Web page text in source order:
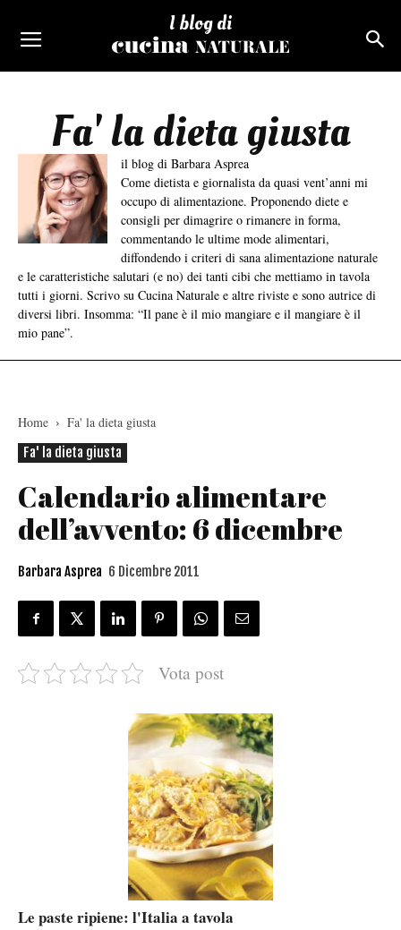
I blog di
Fa' la dieta giusta
il blog di Barbara Asprea
Come dietista e giornalista da quasi vent’anni mi
occupo di alimentazione. Proponendo diete e
consigli per dimagrire o rimanere in forma,
commentando le ultime mode alimentari,
diffondendo i criteri di sana alimentazione naturale
e le caratteristiche salutari (e no) dei tanti cibi che mettiamo in tavola
tutti i giorni. Scrivo su Cucina Naturale e altre riviste e sono autrice di
diversi libri. Insomma: “Il pane è il mio mangiare e il mangiare è il
mio pane”.
Home
Fa' la dieta giusta
Fa' la dieta giusta
Calendario alimentare
dell’avvento: 6 dicembre
Barbara Asprea 6 Dicembre 2011
Vota post
Le paste ripiene: l'Italia a tavola